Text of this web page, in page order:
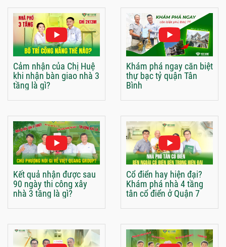
Cảm nhận của Chị Huệ
khi nhận bàn giao nhà 3
tầng là gì?
Khám phá ngay căn biệt
thự bạc tỷ quận Tân
Bình
Kết quả nhận được sau
90 ngày thi công xây
nhà 3 tầng là gì?
Cổ điển hay hiện đại?
Khám phá nhà 4 tầng
tân cổ điển ở Quận 7